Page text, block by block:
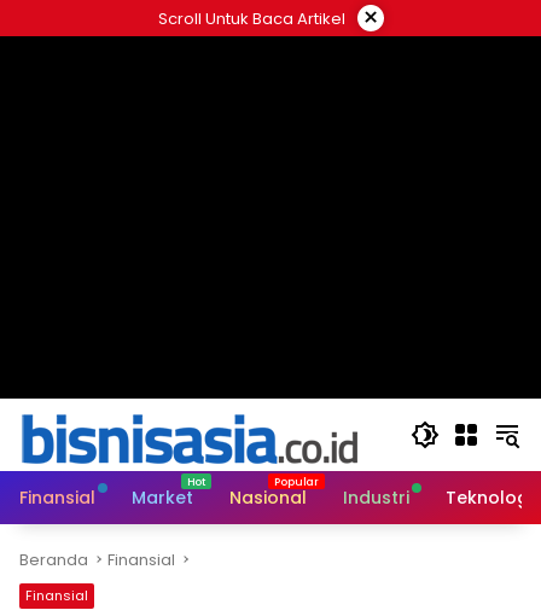
ke
Scroll Untuk Baca Artikel ×
Finansial Market Nasional Industri Teknologi
Beranda Finansial
Finansial